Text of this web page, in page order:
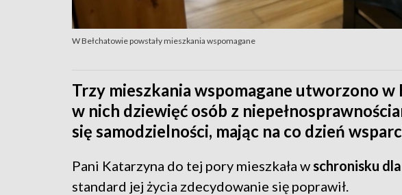
W Bełchatowie powstały mieszkania wspomagane
Trzy mieszkania wspomagane utworzono w
w nich dziewięć osób z
się samodzielności, mając na co dzień
Pani Katarzyna do tej pory mieszkała w schronisku
standard jej życia zdecydowanie się poprawił.